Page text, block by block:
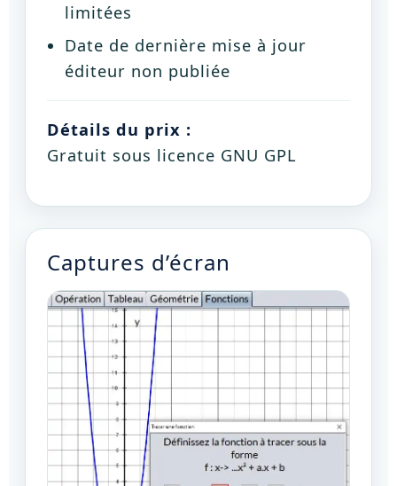
limitées
Date de dernière mise à jour
éditeur non publiée
Détails du prix :
Gratuit sous licence GNU GPL
Captures d’écran